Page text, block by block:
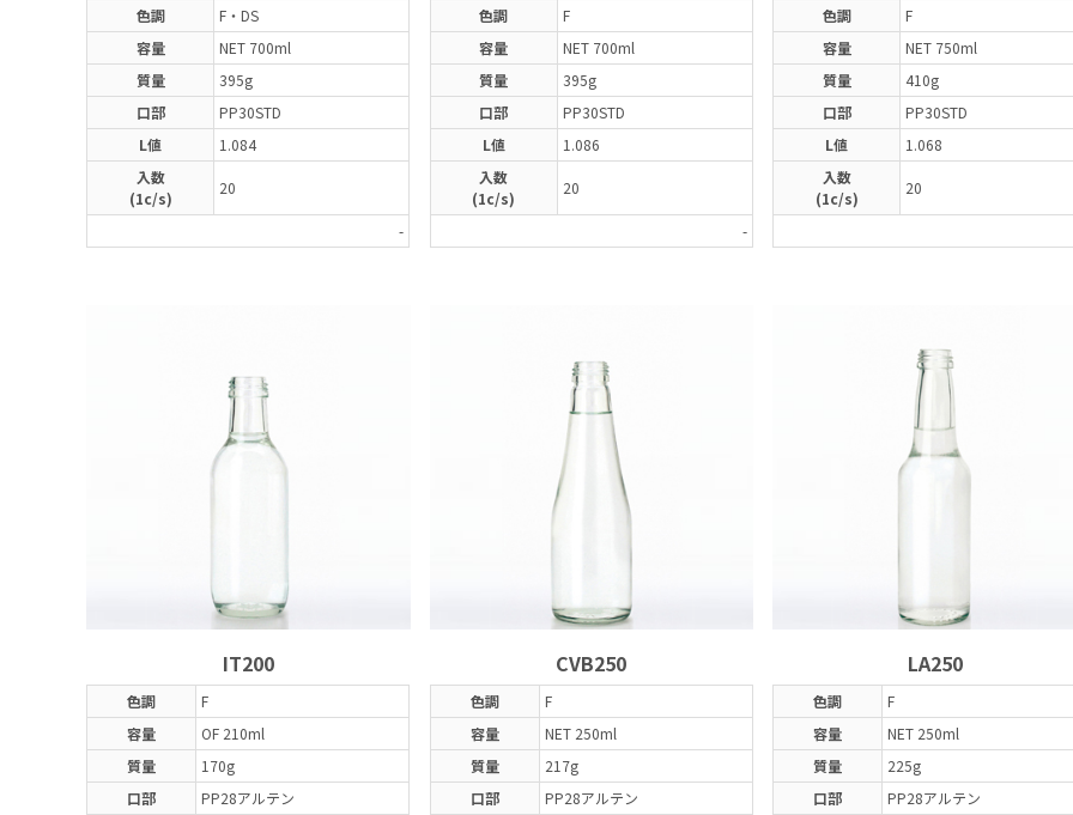
色調
F・DS
容量
NET 700ml
質量
395g
口部
PP30STD
L値
1.084
入数
(1c/s)
20
-
色調
F
容量
NET 700ml
質量
395g
口部
PP30STD
L値
1.086
入数
(1c/s)
20
-
色調
F
容量
NET 750ml
質量
410g
口部
PP30STD
L値
1.068
入数
(1c/s)
20
IT200
色調
F
容量
OF 210ml
質量
170g
口部
PP28アルテン
CVB250
色調
F
容量
NET 250ml
質量
217g
口部
PP28アルテン
LA250
色調
F
容量
NET 250ml
質量
225g
口部
PP28アルテン